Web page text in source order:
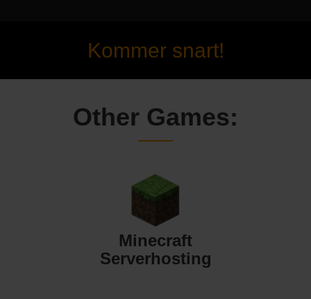
Kommer snart!
Other Games:
Minecraft
Serverhosting